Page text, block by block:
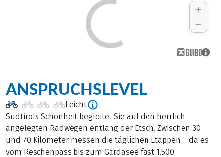
ANSPRUCHSLEVEL
Leicht
Südtirols Schönheit begleitet Sie auf den herrlich
angelegten Radwegen entlang der Etsch. Zwischen 30
und 70 Kilometer messen die täglichen Etappen – da es
vom Reschenpass bis zum Gardasee fast 1.500